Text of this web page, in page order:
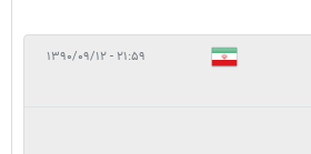
۲۱:۵۹ - ۱۳۹۰/۰۹/۱۲